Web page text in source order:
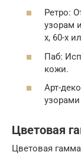
Ретро:
узорам
х, 60-х
Паб:
кожи.
Арт-
Цветовая
Цветовая